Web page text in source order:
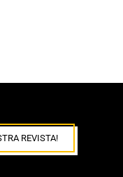
REVISTA!